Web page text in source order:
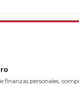
finanzas personales,